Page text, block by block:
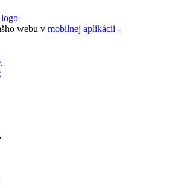
webu v mobilnej aplikácii -